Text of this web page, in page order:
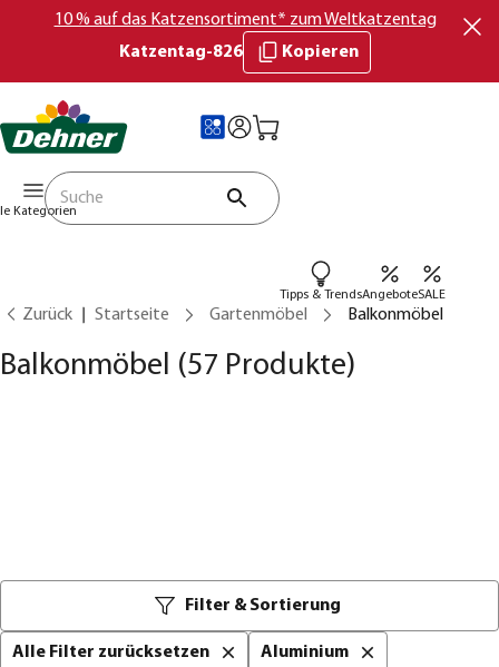
10 % auf das Katzensortiment* zum Weltkatzentag
Katzentag-826
Kopieren
Kategorien
Tipps & TrendsAngeboteSALE
Zurück Startseite Gartenmöbel Balkonmöbel
Balkonmöbel (57 Produkte)
Filter & Sortierung
Alle Filter zurücksetzen Aluminium